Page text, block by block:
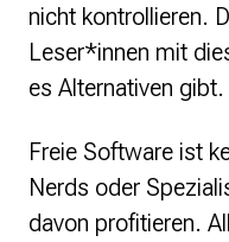
nicht kontrollieren.
Leser*innen mit
es Alternativen gibt.
Freie Software ist
Nerds oder
davon profitieren.